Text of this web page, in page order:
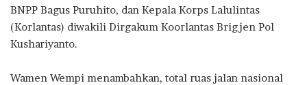
BNPP Bagus Puruhito, dan Kepala Korps Lalulintas
(Korlantas) diwakili Dirgakum Koorlantas Brigjen Pol
Kushariyanto.
Wamen Wempi menambahkan, total ruas jalan nasional